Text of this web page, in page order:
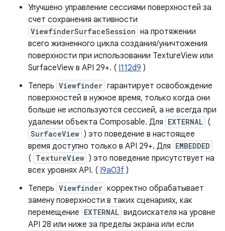
Улучшено управление сессиями поверхностей за
счет сохранения активности
ViewfinderSurfaceSession на протяжении
всего жизненного цикла создания/уничтожения
поверхности при использовании TextureView или
SurfaceView в API 29+. ( I112d9 )
Теперь Viewfinder гарантирует освобождение
поверхностей в нужное время, только когда они
больше не используются сессией, а не всегда при
удалении объекта Composable. Для EXTERNAL (
SurfaceView ) это поведение в настоящее
время доступно только в API 29+. Для EMBEDDED
( TextureView ) это поведение присутствует на
всех уровнях API. ( I9a03f )
Теперь Viewfinder корректно обрабатывает
замену поверхности в таких сценариях, как
перемещение EXTERNAL видоискателя на уровне
API 28 или ниже за пределы экрана или если